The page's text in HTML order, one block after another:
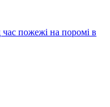
час пожежі на поромі в